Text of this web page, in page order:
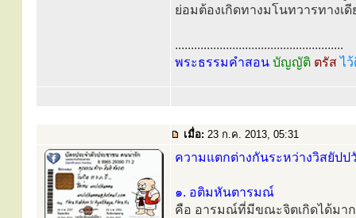
ย่อมต้องเกิดทางมโนทวารทางเ
.....................................................
พระธรรมคำสอน บัญญัติ ตรัสไ
เมื่อ: 23 ก.ค. 2013, 05:31
ความแตกต่างกันระหว่างวิสยัปป
๑. อติมหันตารมณ์
คือ อารมณ์ที่มีขณะจิตเกิดได้มาก